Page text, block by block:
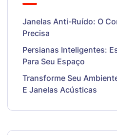
Janelas Anti-Ruído: O
Precisa
Persianas Inteligentes:
Para Seu Espaço
Transforme Seu
E Janelas Acústicas